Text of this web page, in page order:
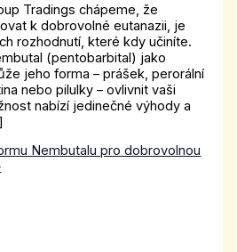
Tradings chápeme, že
k dobrovolné eutanazii, je
rozhodnutí, které kdy učiníte.
(pentobarbital) jako
jeho forma – prášek, perorální
nebo pilulky – ovlivnit vaši
nabízí jedinečné výhody a
Nembutalu pro dobrovolnou